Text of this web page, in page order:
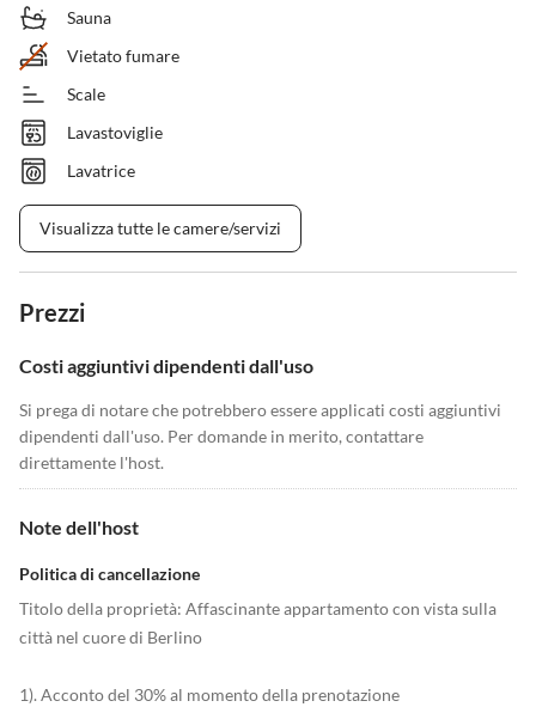
Sauna
Vietato fumare
Scale
Lavastoviglie
Lavatrice
Visualizza tutte le camere/servizi
Prezzi
Costi aggiuntivi dipendenti dall'uso
Si prega di notare che potrebbero essere applicati costi aggiuntivi
dipendenti dall'uso. Per domande in merito, contattare
direttamente l'host.
Note dell'host
Politica di cancellazione
Titolo della proprietà: Affascinante appartamento con vista sulla
città nel cuore di Berlino
1). Acconto del 30% al momento della prenotazione